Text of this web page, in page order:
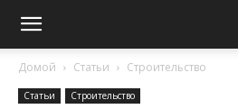
Домой Статьи Строительство
Статьи Строительство